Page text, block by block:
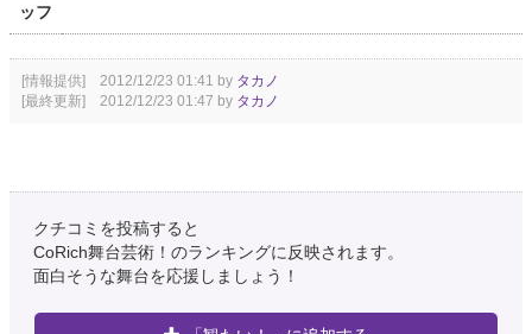
ッフ
[情報提供] 2012/12/23 01:41 by タカノ
[最終更新] 2012/12/23 01:47 by タカノ
クチコミを投稿すると
CoRich舞台芸術！のランキングに反映されます。
面白そうな舞台を応援しましょう！